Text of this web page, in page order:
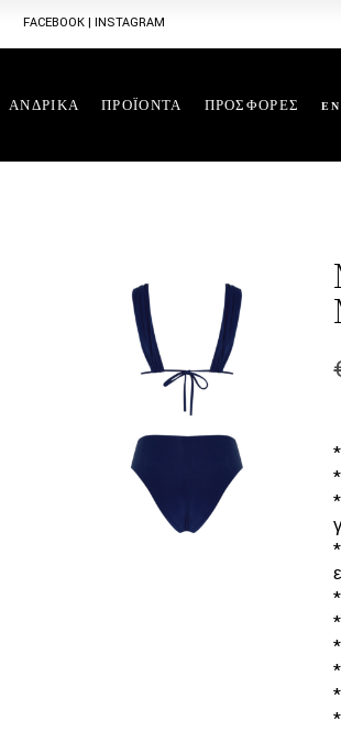
FACEBOOK |INSTAGRAM
ΑΝΔΡΙΚΑ ΠΡΟΪΟΝΤΑ ΠΡΟΣΦΟΡΕΣ EN